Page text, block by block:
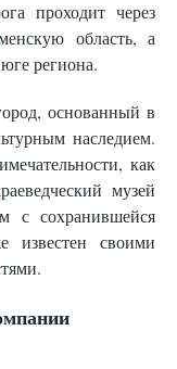
проходит через
область, а
региона.
основанный в
наследием.
как
музей
с сохранившейся
известен своими